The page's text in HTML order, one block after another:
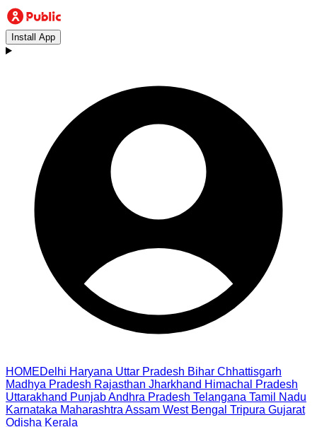
Install App
HOMEDelhi Haryana Uttar Pradesh Bihar Chhattisgarh
Madhya Pradesh Rajasthan Jharkhand Himachal Pradesh
Uttarakhand PunjabAndhra Pradesh Telangana Tamil Nadu
Karnataka Maharashtra Assam West Bengal Tripura Gujarat
Odisha Kerala